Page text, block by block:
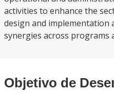
activities to enhance the
design and implementation
synergies across programs
Objetivo de